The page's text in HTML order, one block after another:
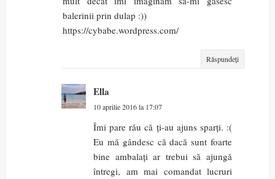
balerinii prin dulap :))
https://cybabe.wordpress.com/
Răspundeți
Ella
10 aprilie 2016 la 17:07
Îmi pare rău că ți-au ajuns sparți. :(
Eu mă gândesc că dacă sunt foarte
bine ambalați ar trebui să ajungă
întregi, am mai comandat lucruri